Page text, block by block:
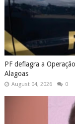
PF deflagra a
Alagoas
August 04, 2026 0